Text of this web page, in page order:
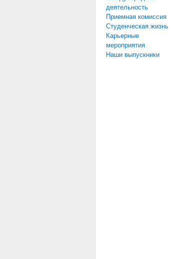
деятельность
Приемная комиссия
Студенческая жизнь
Карьерные
мероприятия
Наши выпускники